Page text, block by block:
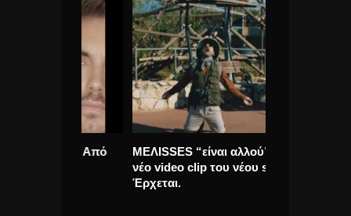
ΜΕΛΙSSES “είναι αλλού” το
νέο video clip του νέου single
Έρχεται.